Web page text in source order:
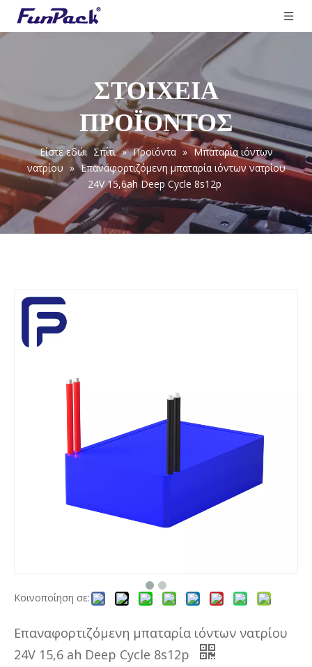
ΣΤΟΙΧΕΙΑ
ΠΡΟΪΟΝΤΟΣ
Είστε εδώ: Σπίτι » Προϊόντα » Μπαταρία ιόντων
νατρίου » Επαναφορτιζόμενη μπαταρία ιόντων νατρίου
24V 15,6ah Deep Cycle 8s12p
Κοινοποίηση σε:
Επαναφορτιζόμενη μπαταρία ιόντων νατρίου
24V 15,6 ah Deep Cycle 8s12p